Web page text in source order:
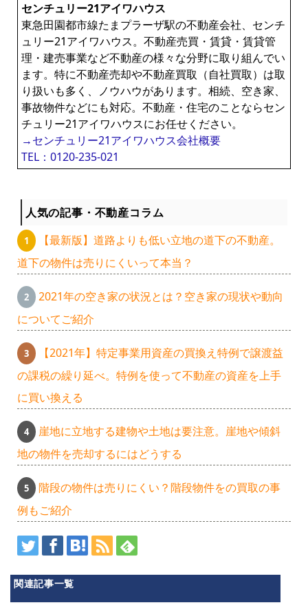
センチュリー21アイワハウス
東急田園都市線たまプラーザ駅の不動産会社、センチ
ュリー21アイワハウス。不動産売買・賃貸・賃貸管
理・建売事業など不動産の様々な分野に取り組んでい
ます。特に不動産売却や不動産買取（自社買取）は取
り扱いも多く、ノウハウがあります。相続、空き家、
事故物件などにも対応。不動産・住宅のことならセン
チュリー21アイワハウスにお任せください。
→センチュリー21アイワハウス会社概要
TEL：0120-235-021
人気の記事・不動産コラム
【最新版】道路よりも低い立地の道下の不動産。
道下の物件は売りにくいって本当？
2021年の空き家の状況とは？空き家の現状や動向
についてご紹介
【2021年】特定事業用資産の買換え特例で譲渡益
の課税の繰り延べ。特例を使って不動産の資産を上手
に買い換える
崖地に立地する建物や土地は要注意。崖地や傾斜
地の物件を売却するにはどうする
階段の物件は売りにくい？階段物件をの買取の事
例もご紹介
関連記事一覧